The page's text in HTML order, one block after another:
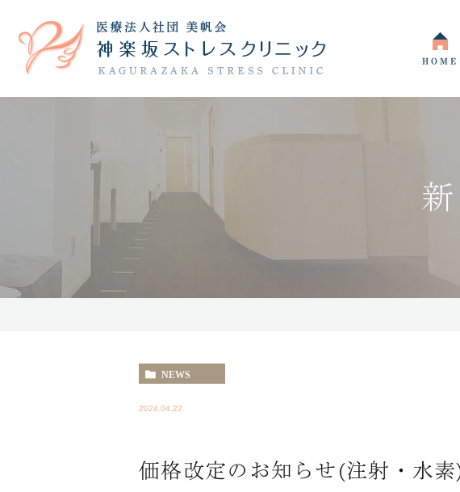
HOME
診療時間・アクセス
睡眠障害・
当院の治療について
NEWS
2024.04.22
価格改定のお知らせ(注射・水素